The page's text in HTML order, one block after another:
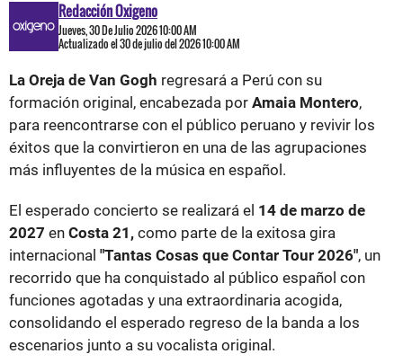
Redacción Oxigeno
Jueves, 30 De Julio 2026 10:00 AM
Actualizado el 30 de julio del 2026 10:00 AM
La Oreja de Van Gogh regresará a Perú con su
formación original, encabezada por Amaia Montero,
para reencontrarse con el público peruano y revivir los
éxitos que la convirtieron en una de las agrupaciones
más influyentes de la música en español.
El esperado concierto se realizará el 14 de marzo de
2027 en Costa 21, como parte de la exitosa gira
internacional "Tantas Cosas que Contar Tour 2026", un
recorrido que ha conquistado al público español con
funciones agotadas y una extraordinaria acogida,
consolidando el esperado regreso de la banda a los
escenarios junto a su vocalista original.